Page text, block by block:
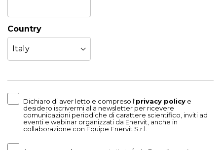
Country
Dichiaro di aver letto e compreso l'privacy policy e
desidero iscrivermi alla newsletter per ricevere
comunicazioni periodiche di carattere scientifico, inviti ad
eventi e webinar organizzati da Enervit, anche in
collaborazione con Equipe Enervit S.r.l.